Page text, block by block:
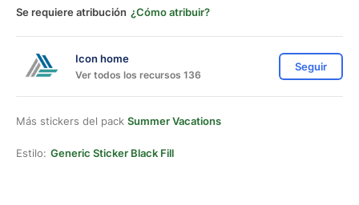
Se requiere atribución ¿Cómo atribuir?
Icon home
Ver todos los recursos 136
Seguir
Más stickers del pack Summer Vacations
Estilo: Generic Sticker Black Fill